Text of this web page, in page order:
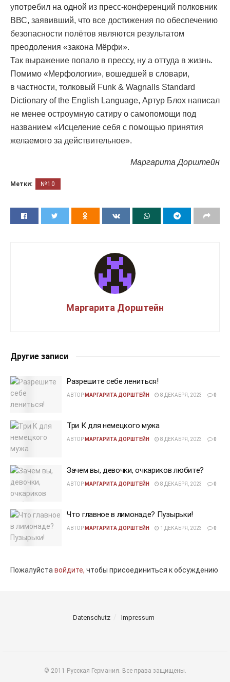
употребил на одной из пресс-конференций полковник
ВВС, заявивший, что все достижения по обеспечению
безопасности полётов являются результатом
преодоления «закона Мёрфи».
Так выражение попало в прессу, ну а оттуда в жизнь.
Помимо «Мерфологии», вошедшей в словари,
в частности, толковый Funk & Wagnalls Standard
Dictionary of the English Language, Артур Блох написал
не менее остроумную сатиру о самопомощи под
названием «Исцеление себя с помощью принятия
желаемого за действительное».
Маргарита Дорштейн
Метки: №10
Маргарита Дорштейн
Другие записи
Разрешите себе лениться!
АВТОР МАРГАРИТА ДОРШТЕЙН 8 ДЕКАБРЯ, 2023 0
Три К для немецкого мужа
АВТОР МАРГАРИТА ДОРШТЕЙН 8 ДЕКАБРЯ, 2023 0
Зачем вы, девочки, очкариков любите?
АВТОР МАРГАРИТА ДОРШТЕЙН 8 ДЕКАБРЯ, 2023 0
Что главное в лимонаде? Пузырьки!
АВТОР МАРГАРИТА ДОРШТЕЙН 1 ДЕКАБРЯ, 2023 0
Пожалуйста войдите, чтобы присоединиться к обсуждению
Datenschutz Impressum
© 2011 Русская Германия. Все права защищены.